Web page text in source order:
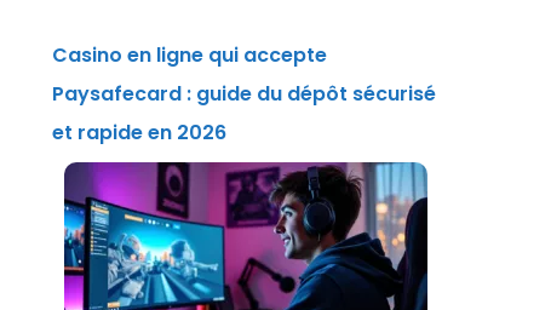
Casino en ligne qui accepte
Paysafecard : guide du dépôt sécurisé
et rapide en 2026